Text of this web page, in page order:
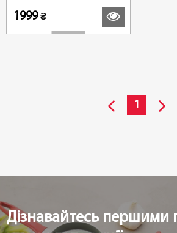
1999₴
1
Дізнавайтесь першими